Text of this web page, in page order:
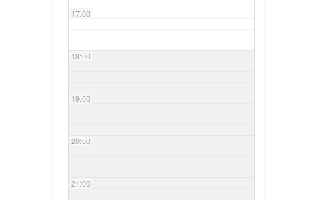
17:00
18:00
19:00
20:00
21:00